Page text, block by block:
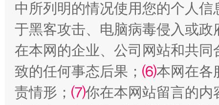
解纷+调解+退费，一次搞定
中所列明的情况使用您的个人
于黑客攻击、电脑病毒侵入或
在本网的企业、公司网站和共
致的任何事态后果； ⑹本网在各
责情形； ⑺你在本网站留言的内